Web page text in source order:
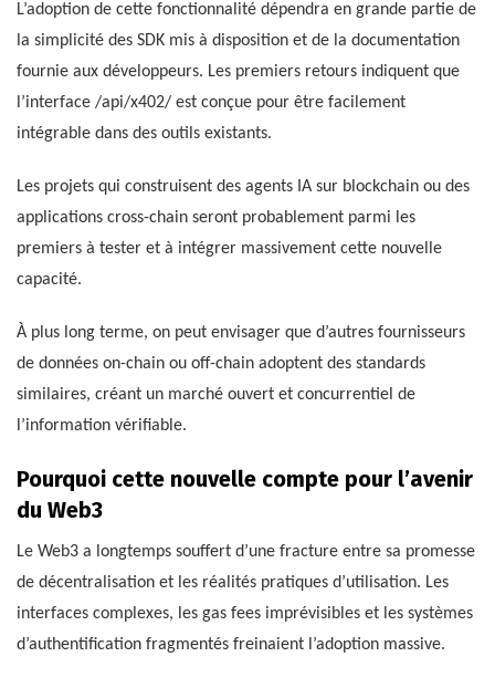
L’adoption de cette fonctionnalité dépendra en grande partie de
la simplicité des SDK mis à disposition et de la documentation
fournie aux développeurs. Les premiers retours indiquent que
l’interface /api/x402/ est conçue pour être facilement
intégrable dans des outils existants.
Les projets qui construisent des agents IA sur blockchain ou des
applications cross-chain seront probablement parmi les
premiers à tester et à intégrer massivement cette nouvelle
capacité.
À plus long terme, on peut envisager que d’autres fournisseurs
de données on-chain ou off-chain adoptent des standards
similaires, créant un marché ouvert et concurrentiel de
l’information vérifiable.
Pourquoi cette nouvelle compte pour l’avenir
du Web3
Le Web3 a longtemps souffert d’une fracture entre sa promesse
de décentralisation et les réalités pratiques d’utilisation. Les
interfaces complexes, les gas fees imprévisibles et les systèmes
d’authentification fragmentés freinaient l’adoption massive.